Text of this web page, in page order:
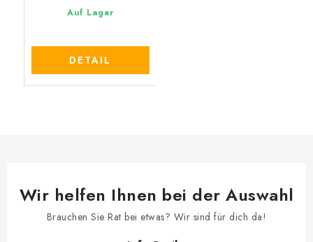
Auf Lager
DETAIL
Wir helfen Ihnen bei der Auswahl
Brauchen Sie Rat bei etwas? Wir sind für dich da!